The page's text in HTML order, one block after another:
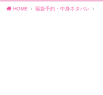
HOME 福袋予約・中身ネタバレ